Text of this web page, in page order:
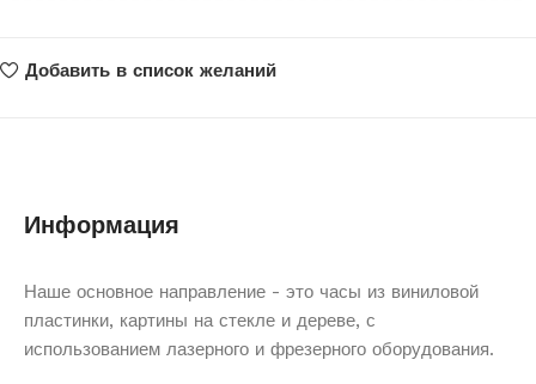
Добавить в список желаний
Информация
Наше основное направление - это часы из виниловой
пластинки, картины на стекле и дереве, с
использованием лазерного и фрезерного оборудования.